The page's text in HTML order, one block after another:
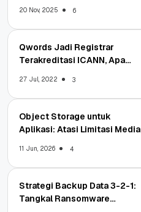
20 Nov, 2025 6
Qwords Jadi Registrar
Terakreditasi ICANN, Apa
27 Jul, 2022 3
Object Storage untuk
Aplikasi: Atasi Limitasi Media
11 Jun, 2026 4
Strategi Backup Data 3-2-1:
Tangkal Ransomware